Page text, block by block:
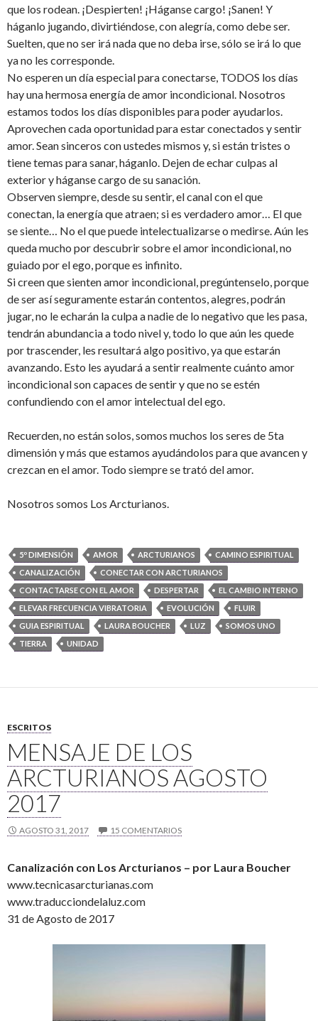
que los rodean. ¡Despierten! ¡Háganse cargo! ¡Sanen! Y
háganlo jugando, divirtiéndose, con alegría, como debe ser.
Suelten, que no ser irá nada que no deba irse, sólo se irá lo que
ya no les corresponde.
No esperen un día especial para conectarse, TODOS los días
hay una hermosa energía de amor incondicional. Nosotros
estamos todos los días disponibles para poder ayudarlos.
Aprovechen cada oportunidad para estar conectados y sentir
amor. Sean sinceros con ustedes mismos y, si están tristes o
tiene temas para sanar, háganlo. Dejen de echar culpas al
exterior y háganse cargo de su sanación.
Observen siempre, desde su sentir, el canal con el que
conectan, la energía que atraen; si es verdadero amor… El que
se siente… No el que puede intelectualizarse o medirse. Aún les
queda mucho por descubrir sobre el amor incondicional, no
guiado por el ego, porque es infinito.
Si creen que sienten amor incondicional, pregúntenselo, porque
de ser así seguramente estarán contentos, alegres, podrán
jugar, no le echarán la culpa a nadie de lo negativo que les pasa,
tendrán abundancia a todo nivel y, todo lo que aún les quede
por trascender, les resultará algo positivo, ya que estarán
avanzando. Esto les ayudará a sentir realmente cuánto amor
incondicional son capaces de sentir y que no se estén
confundiendo con el amor intelectual del ego.
Recuerden, no están solos, somos muchos los seres de 5ta
dimensión y más que estamos ayudándolos para que avancen y
crezcan en el amor. Todo siempre se trató del amor.
Nosotros somos Los Arcturianos.
5º DIMENSIÓN AMOR ARCTURIANOS
CAMINO ESPIRITUAL
CANALIZACIÓN
CONECTAR CON ARCTURIANOS
CONTACTARSE CON EL AMOR
DESPERTAR
EL CAMBIO INTERNO
ELEVAR FRECUENCIA VIBRATORIA
EVOLUCIÓN
FLUIR
GUIA ESPIRITUAL
LAURA BOUCHER LUZ
SOMOS UNO
TIERRA
UNIDAD
ESCRITOS
MENSAJE DE LOS
ARCTURIANOS AGOSTO
2017
AGOSTO 31, 2017 15 COMENTARIOS
Canalización con Los Arcturianos – por Laura Boucher
www.tecnicasarcturianas.com
www.traducciondelaluz.com
31 de Agosto de 2017